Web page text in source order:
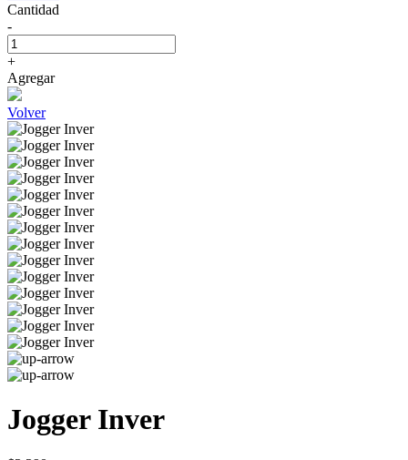
Cantidad
-
+
Agregar
Volver
Jogger Inver